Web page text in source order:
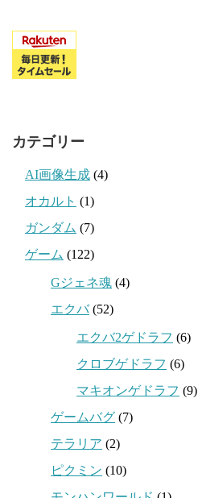
カテゴリー
AI画像生成 (4)
オカルト (1)
ガンダム (7)
ゲーム (122)
Gジェネ魂 (4)
エクバ(52)
エクバ2ゲドラフ (6)
クロブゲドラフ (6)
マキオンゲドラフ (9)
ゲームバグ (7)
テラリア (2)
ピクミン (10)